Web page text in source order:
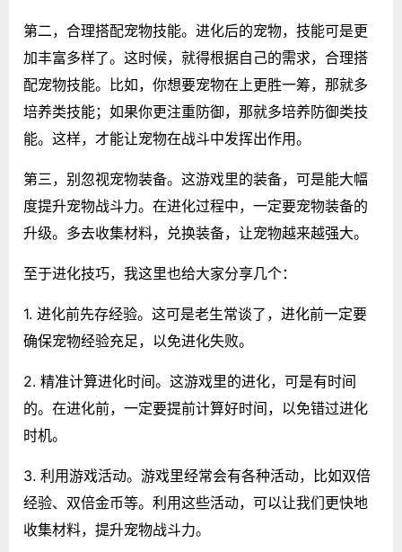
第二，合理搭配宠物技能。进化后的宠物，技能可是更
加丰富多样了。这时候，就得根据自己的需求，合理搭
配宠物技能。比如，你想要宠物在上更胜一筹，那就多
培养类技能；如果你更注重防御，那就多培养防御类技
能。这样，才能让宠物在战斗中发挥出作用。
第三，别忽视宠物装备。这游戏里的装备，可是能大幅
度提升宠物战斗力。在进化过程中，一定要宠物装备的
升级。多去收集材料，兑换装备，让宠物越来越强大。
至于进化技巧，我这里也给大家分享几个：
1. 进化前先存经验。这可是老生常谈了，进化前一定要
确保宠物经验充足，以免进化失败。
2. 精准计算进化时间。这游戏里的进化，可是有时间
的。在进化前，一定要提前计算好时间，以免错过进化
时机。
3. 利用游戏活动。游戏里经常会有各种活动，比如双倍
经验、双倍金币等。利用这些活动，可以让我们更快地
收集材料，提升宠物战斗力。